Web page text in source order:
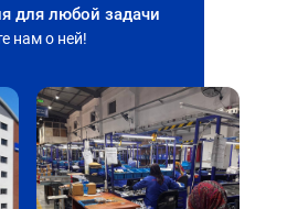
для любой задачи
нам о ней!